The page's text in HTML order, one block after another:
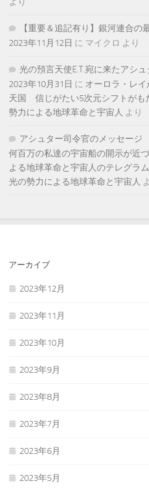
【重要＆追記有り】銀河連合
2023年11月12日 に マイクロ より
光の預言天使E.T.宛に来たアシ
2023年10月31日 に オーロラ・レ
天国 信じがたい5次元シフトがも
勢力による地球革命と宇宙人 より
アシュター司令官のメッセー
何百万の私達の宇宙船の開示が近
よる地球革命と宇宙人のテレグラ
光の勢力による地球革命と宇宙人
アーカイブ
2023年12月
2023年11月
2023年10月
2023年9月
2023年8月
2023年7月
2023年6月
2023年5月